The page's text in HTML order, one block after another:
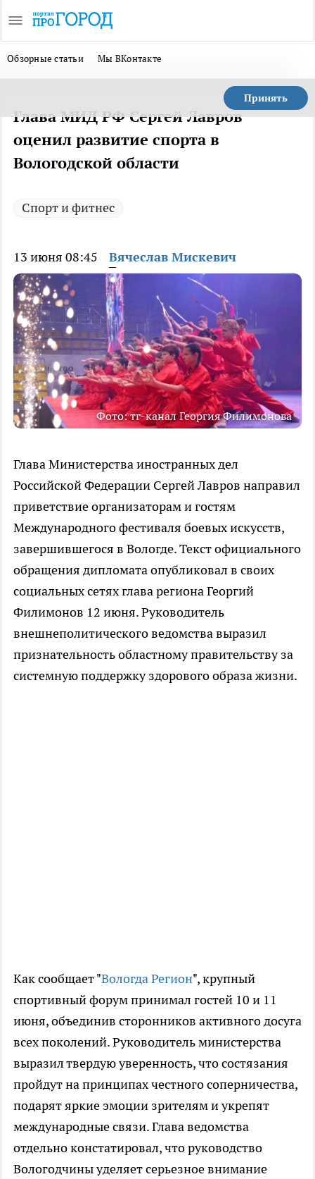
Обзорные статьи Мы ВКонтакте
Принять
Глава МИД РФ Сергей Лавров
оценил развитие спорта в
Вологодской области
Спорт и фитнес
13 июня 08:45 Вячеслав Мискевич
Фото: тг-канал Георгия Филимонова
Глава Министерства иностранных дел
Российской Федерации Сергей Лавров направил
приветствие организаторам и гостям
Международного фестиваля боевых искусств,
завершившегося в Вологде. Текст официального
обращения дипломата опубликовал в своих
социальных сетях глава региона Георгий
Филимонов 12 июня. Руководитель
внешнеполитического ведомства выразил
признательность областному правительству за
системную поддержку здорового образа жизни.
Как сообщает "Вологда Регион", крупный
спортивный форум принимал гостей 10 и 11
июня, объединив сторонников активного досуга
всех поколений. Руководитель министерства
выразил твердую уверенность, что состязания
пройдут на принципах честного соперничества,
подарят яркие эмоции зрителям и укрепят
международные связи. Глава ведомства
отдельно констатировал, что руководство
Вологодчины уделяет серьезное внимание